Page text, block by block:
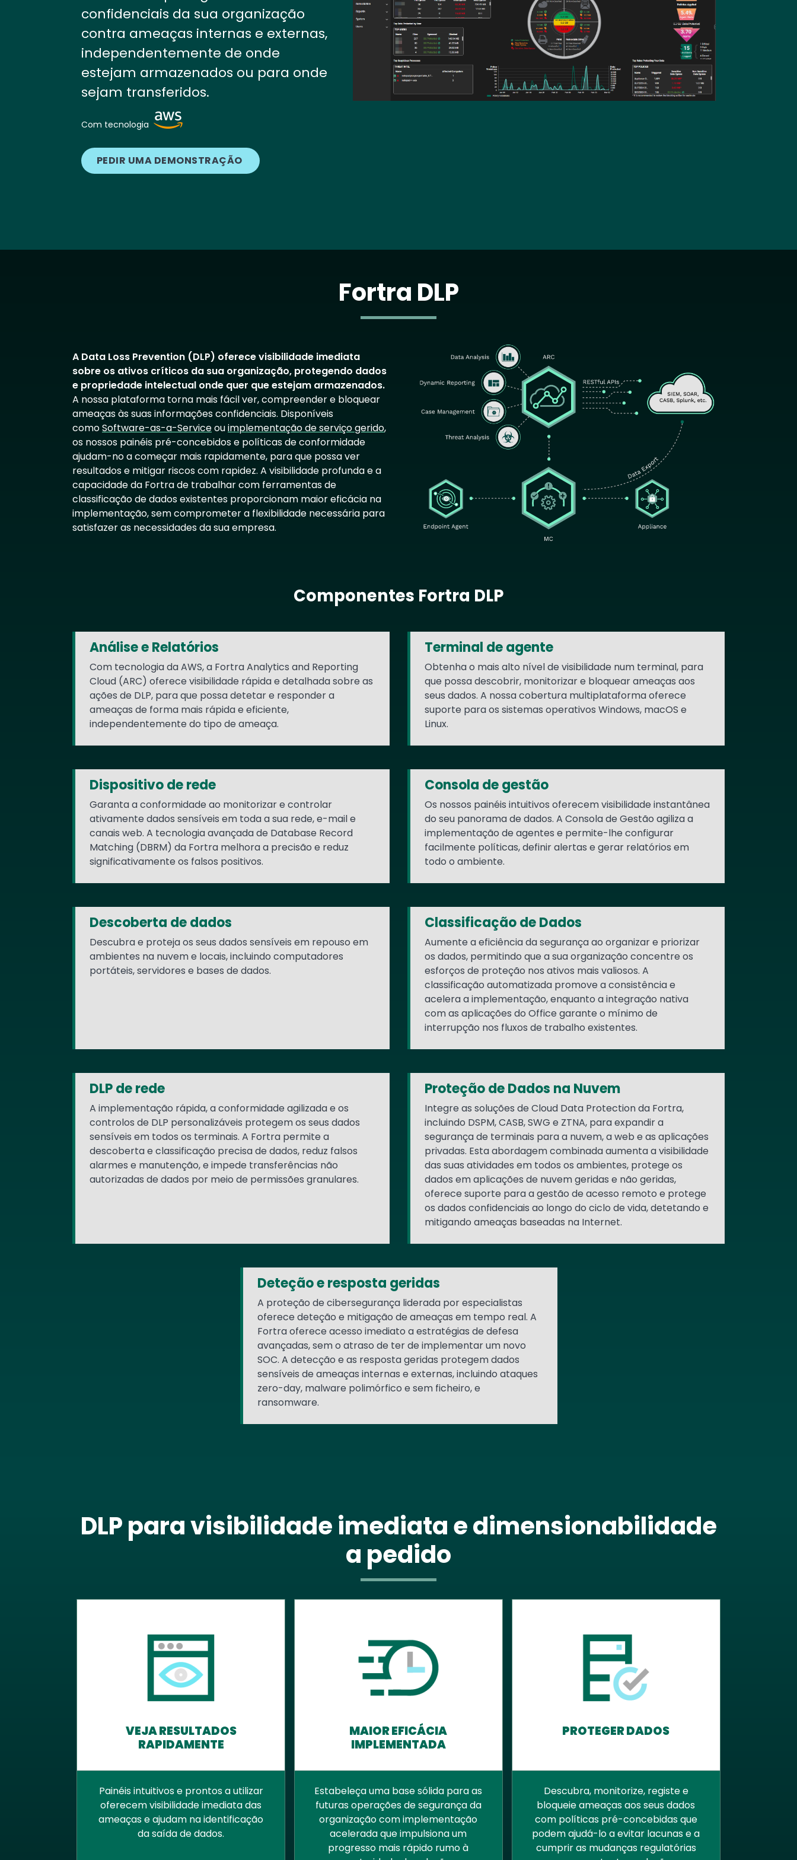
confidenciais da sua organização
contra ameaças internas e externas,
independentemente de onde
estejam armazenados ou para onde
sejam transferidos.
Com tecnologia Image
PEDIR UMA DEMONSTRAÇÃO
Fortra DLP
A Data Loss Prevention (DLP) oferece visibilidade imediata
sobre os ativos críticos da sua organização, protegendo dados
e propriedade intelectual onde quer que estejam armazenados.
A nossa plataforma torna mais fácil ver, compreender e bloquear
ameaças às suas informações confidenciais. Disponíveis
comoSoftware-as-a-Serviceouimplementação de serviço gerido,
os nossos painéis pré-concebidos e políticas de conformidade
ajudam-no a começar mais rapidamente, para que possa ver
resultados e mitigar riscos com rapidez. A visibilidade profunda e a
capacidade da Fortra de trabalhar com ferramentas de
classificação de dados existentes proporcionam maior eficácia na
implementação, sem comprometer a flexibilidade necessária para
satisfazer as necessidades da sua empresa.
Componentes Fortra DLP
Análise e Relatórios
Com tecnologia da AWS, a Fortra Analytics and Reporting
Cloud (ARC) oferece visibilidade rápida e detalhada sobre as
ações de DLP, para que possa detetar e responder a
ameaças de forma mais rápida e eficiente,
independentemente do tipo de ameaça.
Terminal de agente
Obtenha o mais alto nível de visibilidade num terminal, para
que possa descobrir, monitorizar e bloquear ameaças aos
seus dados. A nossa cobertura multiplataforma oferece
suporte para os sistemas operativos Windows, macOS e
Linux.
Dispositivo de rede
Garanta a conformidade ao monitorizar e controlar
ativamente dados sensíveis em toda a sua rede, e-mail e
canais web. A tecnologia avançada de Database Record
Matching (DBRM) da Fortra melhora a precisão e reduz
significativamente os falsos positivos.
Consola de gestão
Os nossos painéis intuitivos oferecem visibilidade instantânea
do seu panorama de dados. A Consola de Gestão agiliza a
implementação de agentes e permite-lhe configurar
facilmente políticas, definir alertas e gerar relatórios em
todo o ambiente.
Descoberta de dados
Descubra e proteja os seus dados sensíveis em repouso em
ambientes na nuvem e locais, incluindo computadores
portáteis, servidores e bases de dados.
Classificação de Dados
Aumente a eficiência da segurança ao organizar e priorizar
os dados, permitindo que a sua organização concentre os
esforços de proteção nos ativos mais valiosos. A
classificação automatizada promove a consistência e
acelera a implementação, enquanto a integração nativa
com as aplicações do Office garante o mínimo de
interrupção nos fluxos de trabalho existentes.
DLP de rede
A implementação rápida, a conformidade agilizada e os
controlos de DLP personalizáveis protegem os seus dados
sensíveis em todos os terminais. A Fortra permite a
descoberta e classificação precisa de dados, reduz falsos
alarmes e manutenção, e impede transferências não
autorizadas de dados por meio de permissões granulares.
Proteção de Dados na Nuvem
Integre as soluções de Cloud Data Protection da Fortra,
incluindo DSPM, CASB, SWG e ZTNA, para expandir a
segurança de terminais para a nuvem, a web e as aplicações
privadas. Esta abordagem combinada aumenta a visibilidade
das suas atividades em todos os ambientes, protege os
dados em aplicações de nuvem geridas e não geridas,
oferece suporte para a gestão de acesso remoto e protege
os dados confidenciais ao longo do ciclo de vida, detetando e
mitigando ameaças baseadas na Internet.
Deteção e resposta geridas
A proteção de cibersegurança liderada por especialistas
oferece deteção e mitigação de ameaças em tempo real. A
Fortra oferece acesso imediato a estratégias de defesa
avançadas, sem o atraso de ter de implementar um novo
SOC. A detecção e as resposta geridas protegem dados
sensíveis de ameaças internas e externas, incluindo ataques
zero-day, malware polimórfico e sem ficheiro, e
ransomware.
DLP para visibilidade imediata e dimensionabilidade
a pedido
VEJA RESULTADOS
RAPIDAMENTE
Painéis intuitivos e prontos a utilizar
oferecem visibilidade imediata das
ameaças e ajudam na identificação
da saída de dados.
MAIOR EFICÁCIA
IMPLEMENTADA
Estabeleça uma base sólida para as
futuras operações de segurança da
organização com implementação
acelerada que impulsiona um
progresso mais rápido rumo à
PROTEGER DADOS
Descubra, monitorize, registe e
bloqueie ameaças aos seus dados
com políticas pré-concebidas que
podem ajudá-lo a evitar lacunas e a
cumprir as mudanças regulatórias